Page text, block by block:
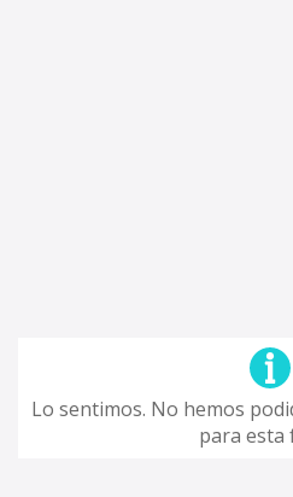
Lo sentimos. No hemos
para esta